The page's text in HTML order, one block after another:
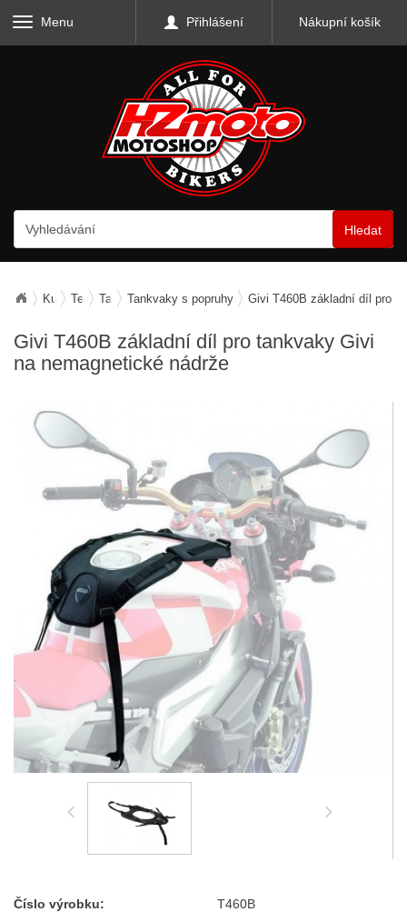
Menu Přihlášení Nákupní košík
Hledat
Kufry, zavazadla, nosiče
Textilní zavazadla
TankvakyTankvaky s popruhy Givi T460B základní díl pro
Givi T460B základní díl pro tankvaky Givi
na nemagnetické nádrže
Číslo výrobku: T460B